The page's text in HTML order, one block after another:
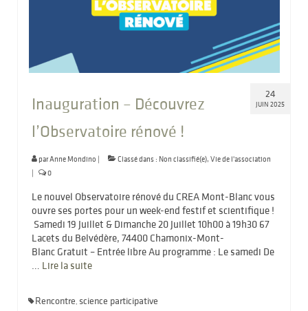
24
JUIN 2025
Inauguration – Découvrez
l’Observatoire rénové !
parAnne Mondino | Classé dans : Non classifié(e), Vie de l'association
|
0
Le nouvel Observatoire rénové du CREA Mont-Blanc vous
ouvre ses portes pour un week-end festif et scientifique !
Samedi 19 Juillet & Dimanche 20 Juillet 10h00 à 19h30 67
Lacets du Belvédère, 74400 Chamonix-Mont-
Blanc Gratuit – Entrée libre Au programme : Le samedi De
… Lire la suite­­
Rencontre, science participative